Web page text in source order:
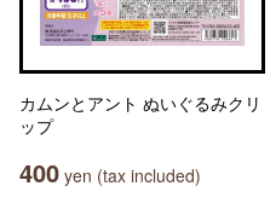
カムンとアント ぬいぐるみクリ
ップ
400 yen (tax included)